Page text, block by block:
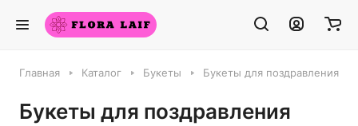
Главная Каталог Букеты Букеты для поздравления
Букеты для поздравления